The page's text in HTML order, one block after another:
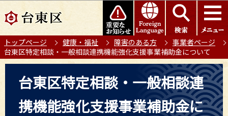
の
ー
ジ
このページの本文へ移動
トップページ 健康・福祉 障害のある方
事業者ページ
台東区特定相談・一般相談連携機能強化支援事業補助金について
台東区特定相談・一般相談連
携機能強化支援事業補助金に